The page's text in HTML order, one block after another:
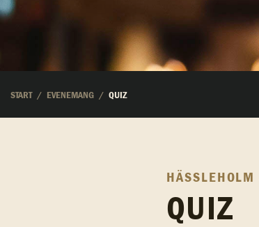
START EVENEMANG QUIZ
HÄSSLEHOLM
QUIZ